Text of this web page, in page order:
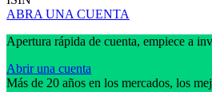
ABRA UNA CUENTA
Apertura rápida de cuenta, empiece a
Abrir una cuenta
Más de 20 años en los mercados, los